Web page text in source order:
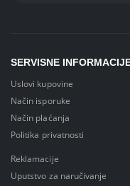
SERVISNE
Uslovi kupovine
Način isporuke
Način plaćanja
Politika privatnosti
Reklamacije
Uputstvo za naručivanje